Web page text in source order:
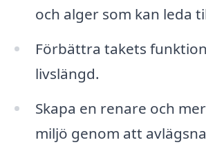
och alger som kan leda
Förbättra takets
livslängd.
Skapa en renare och
miljö genom att